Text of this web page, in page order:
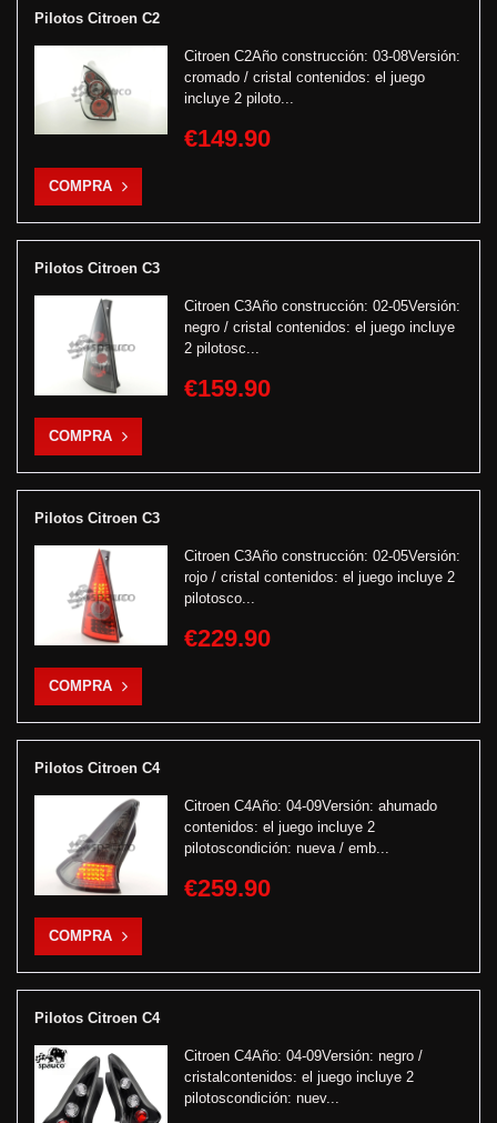
Pilotos Citroen C2
Citroen C2Año construcción: 03-08Versión:
cromado / cristal contenidos: el juego
incluye 2 piloto...
€149.90
COMPRA
Pilotos Citroen C3
Citroen C3Año construcción: 02-05Versión:
negro / cristal contenidos: el juego incluye
2 pilotosc...
€159.90
COMPRA
Pilotos Citroen C3
Citroen C3Año construcción: 02-05Versión:
rojo / cristal contenidos: el juego incluye 2
pilotosco...
€229.90
COMPRA
Pilotos Citroen C4
Citroen C4Año: 04-09Versión: ahumado
contenidos: el juego incluye 2
pilotoscondición: nueva / emb...
€259.90
COMPRA
Pilotos Citroen C4
Citroen C4Año: 04-09Versión: negro /
cristalcontenidos: el juego incluye 2
pilotoscondición: nuev...